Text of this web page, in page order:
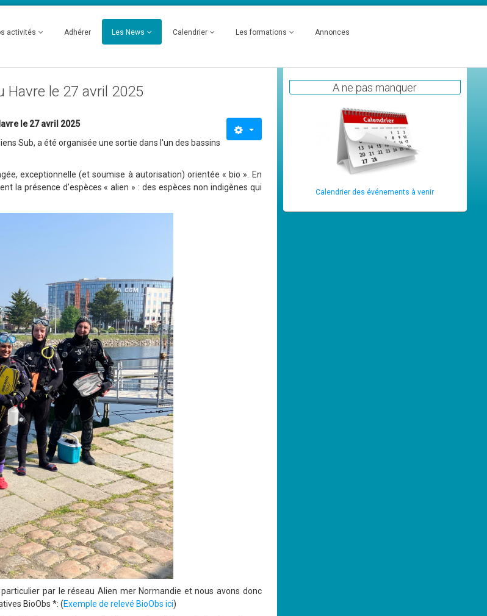
activités Adhérer Les News Calendrier Les formations Annonces
Havre le 27 avril 2025
le 27 avril 2025
Sub, a été organisée une sortie dans l'un des bassins
exceptionnelle (et soumise à autorisation) orientée « bio ». En
la présence d’espèces « alien » : des espèces non indigènes qui
par le réseau Alien mer Normandie et nous avons donc
BioObs *: (Exemple de relevé BioObs ici)
A ne pas manquer
Calendrier des événements à venir